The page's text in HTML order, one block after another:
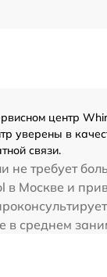
центр
в
связи.
не требует
Москве и
среднем